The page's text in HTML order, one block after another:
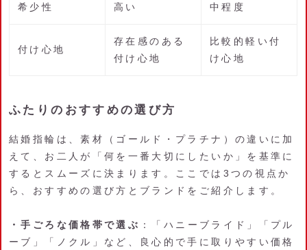
希少性 高い 中程度
付け心地
存在感のある
付け心地
比較的軽い付
け心地
ふたりのおすすめの選び方
結婚指輪は、素材（ゴールド・プラチナ）の違いに加
えて、お二人が「何を一番大切にしたいか」を基準に
するとスムーズに決まります。ここでは3つの視点か
ら、おすすめの選び方とブランドをご紹介します。
・手ごろな価格帯で選ぶ ：「ハニーブライド」「プル
ーブ」「ノクル」など、良心的で手に取りやすい価格